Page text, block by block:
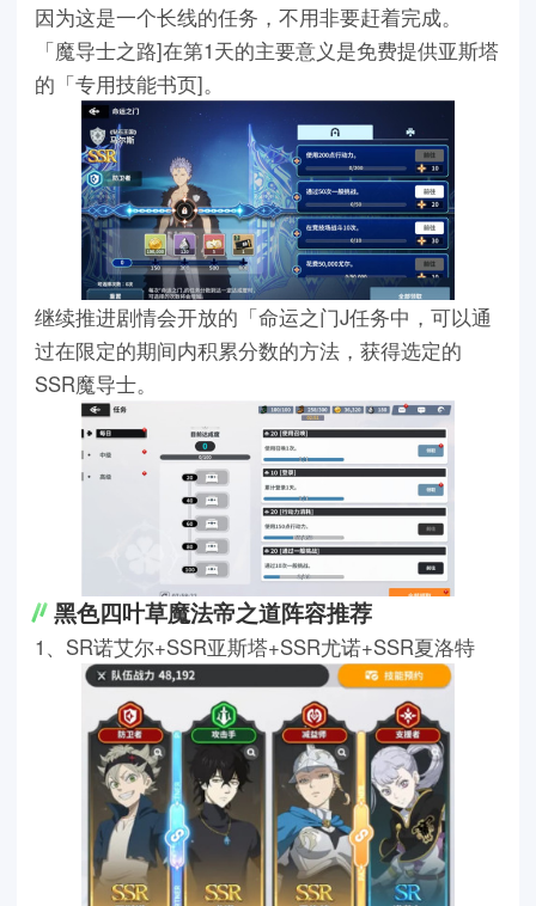
因为这是一个长线的任务，不用非要赶着完成。
「魔导士之路]在第1天的主要意义是免费提供亚斯塔
的「专用技能书页]。
继续推进剧情会开放的「命运之门J任务中，可以通
过在限定的期间内积累分数的方法，获得选定的
SSR魔导士。
黑色四叶草魔法帝之道阵容推荐
1、SR诺艾尔+SSR亚斯塔+SSR尤诺+SSR夏洛特